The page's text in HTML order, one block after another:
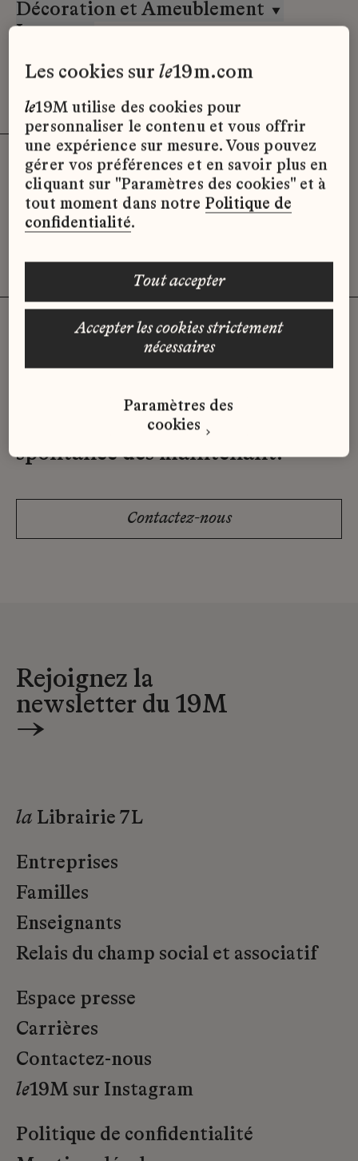
Décoration et Ameublement
Lesage
Désolé, il semble qu’il n’y ait pas
d’offres d’emploi disponibles pour le
moment.
Vous n'avez pas trouvé d'offre
qui correspond à votre profil ?
Envoyez-nous votre candidature
spontanée dès maintenant.
Contactez-nous
Rejoignez la
newsletter du 19M
→
la Librairie 7L
Entreprises
Familles
Enseignants
Relais du champ social et associatif
Espace presse
Carrières
Contactez-nous
le19M sur Instagram
Politique de confidentialité
les cookies surle19m.com
le19M utilise des cookies pour
personnaliser le contenu et vous offrir
une expérience sur mesure. Vous pouvez
gérer vos préférences et en savoir plus en
cliquant sur "Paramètres des cookies" et à
tout moment dans notre Politique de
confidentialité.
accepter les cookies strictement
nécessaires
tout accepter
Paramètres des
cookies